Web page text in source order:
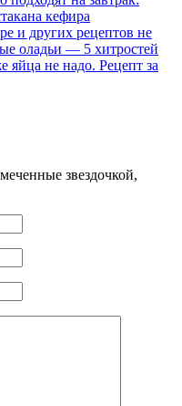
кефира
и других рецептов не
оладьи — 5 хитростей
не надо. Рецепт за
звездочкой,